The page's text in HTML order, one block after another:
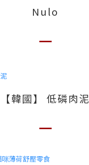
Nulo
【韓國】 低磷肉泥